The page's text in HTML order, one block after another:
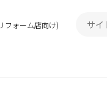
フォーム店向け)